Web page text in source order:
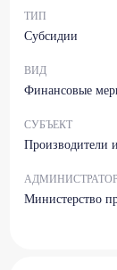
ТИП
Субсидии
ВИД
Финансовые
СУБЪЕКТ
Производители
АДМИНИСТРАТОР
Министерство